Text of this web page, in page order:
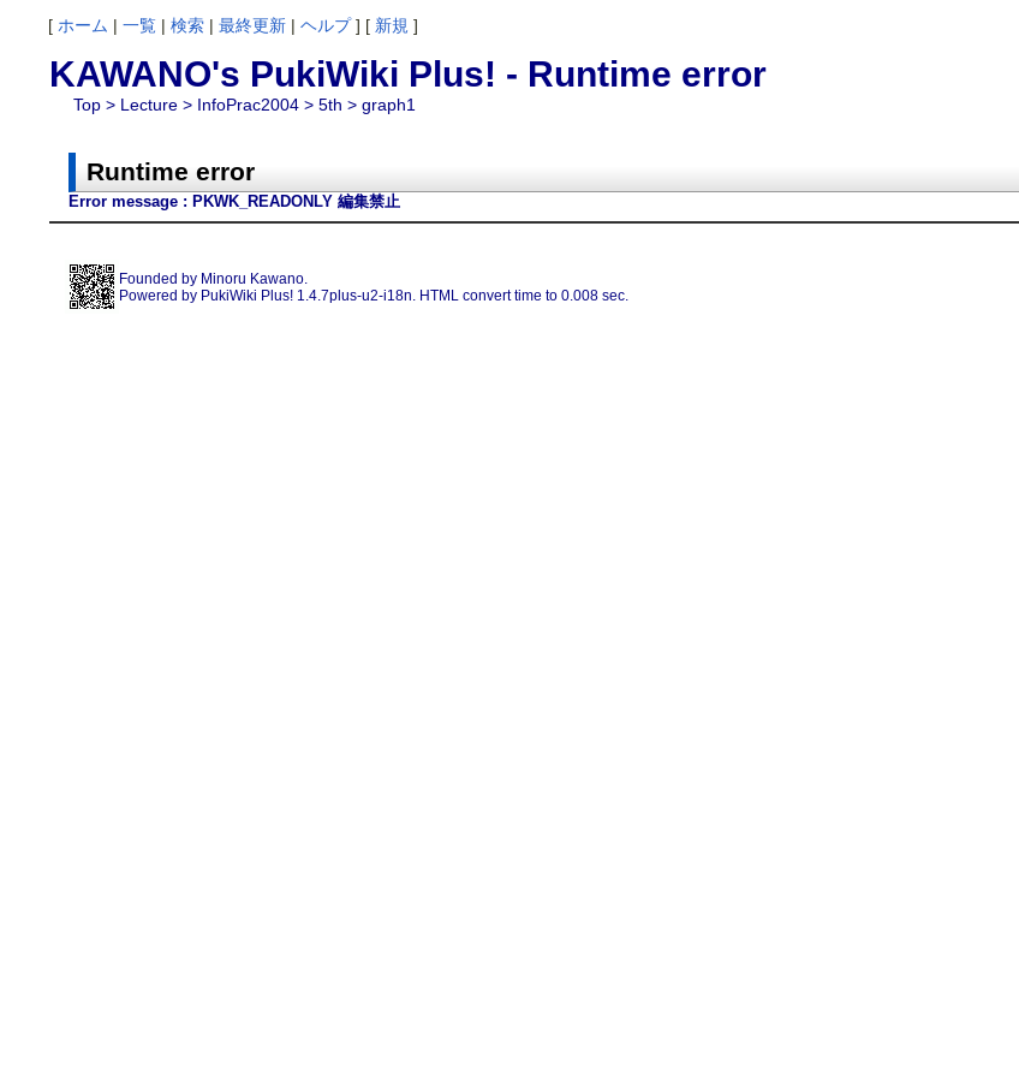
[ ホーム | 一覧| 検索| 最終更新| ヘルプ] [ 新規 ]
KAWANO's PukiWiki Plus! - Runtime error
Top > Lecture > InfoPrac2004 >5th > graph1
Runtime error
Error message : PKWK_READONLY 編集禁止
Founded by Minoru Kawano.
Powered by PukiWiki Plus! 1.4.7plus-u2-i18n. HTML convert time to 0.008 sec.